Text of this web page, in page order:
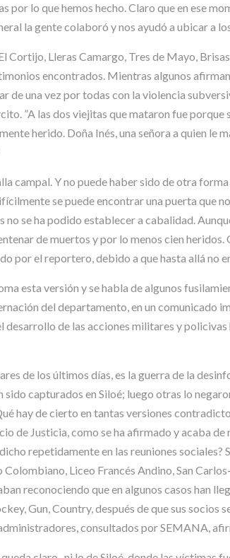
por lo que hemos hecho. Claro que en ese
la gente colaboró y nos ayudó a ubicar a
Lleras Camargo, Tres de Mayo,
encontrados. Mientras algunos
una vez por todas con la violencia
”A las dos viejitas que mataron fue
herido. Doña Inés, una señora a quien le
campal. Y no puede haber sido de otra
se puede encontrar una puerta que
se ha podido establecer a cabalidad.
de muertos y por lo menos cien
por el reportero, debido a que hasta allá no
esta versión y se habla de algunos
del departamento, en un comunicado
de las acciones militares y policivas
de los últimos días, es la guerra de la
capturados en Siloé; luego otras lo
hay de cierto en tantas versiones
de Justicia, como se ha afirmado y acaba
repetidamente en las reuniones
Liceo Francés Andino, San
reconociendo que en algunos casos han
Gun, Country, después de que sus socios
consultados por SEMANA,